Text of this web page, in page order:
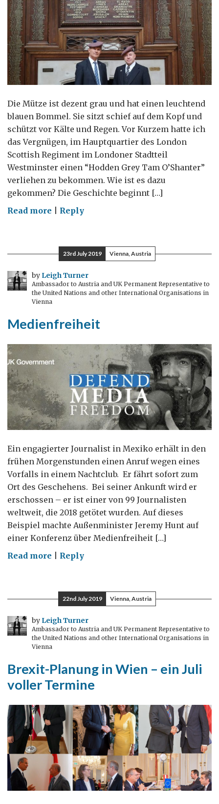
Die Mütze ist dezent grau und hat einen leuchtend
blauen Bommel. Sie sitzt schief auf dem Kopf und
schützt vor Kälte und Regen. Vor Kurzem hatte ich
das Vergnügen, im Hauptquartier des London
Scottish Regiment im Londoner Stadtteil
Westminster einen “Hodden Grey Tam O’Shanter”
verliehen zu bekommen. Wie ist es dazu
gekommen? Die Geschichte beginnt […]
Read more on
O’Shanter-
Mütze
in
Wien
Reply
23rd July 2019 Vienna, Austria
by Leigh Turner
Ambassador to Austria and UK Permanent Representative to
the United Nations and other International Organisations in
Vienna
Medienfreiheit
Ein engagierter Journalist in Mexiko erhält in den
frühen Morgenstunden einen Anruf wegen eines
Vorfalls in einem Nachtclub. Er fährt sofort zum
Ort des Geschehens. Bei seiner Ankunft wird er
erschossen – er ist einer von 99 Journalisten
weltweit, die 2018 getötet wurden. Auf dieses
Beispiel machte Außenminister Jeremy Hunt auf
einer Konferenz über Medienfreiheit […]
Read more onReply
22nd July 2019 Vienna, Austria
by Leigh Turner
Ambassador to Austria and UK Permanent Representative to
the United Nations and other International Organisations in
Vienna
Brexit-Planung in Wien – ein Juli
voller Termine